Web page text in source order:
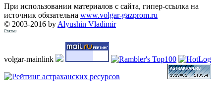
При использовании материалов с сайта, гипер-ссылка на
источник обязательна www.volgar-gazprom.ru
© 2003-2016 by Alyushin Vladimir
Статьи
volgar-mainlink